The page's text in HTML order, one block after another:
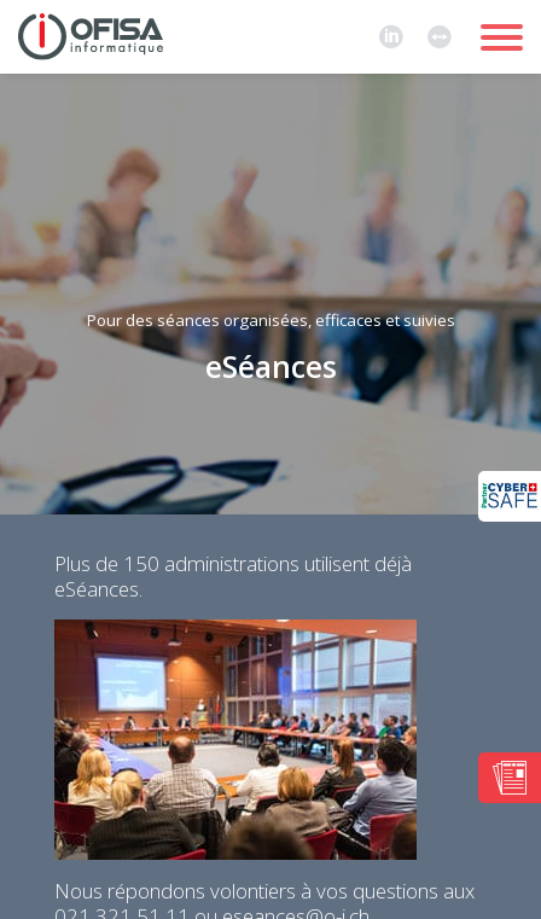
Pour des séances organisées, efficaces et suivies
eSéances
Plus de 150 administrations utilisent déjà
eSéances.
Nous répondons volontiers à vos questions aux